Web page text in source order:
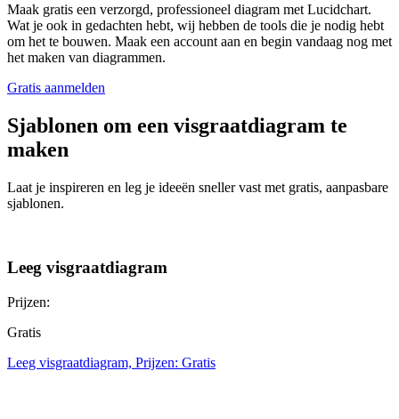
Maak gratis een verzorgd, professioneel diagram met Lucidchart.
Wat je ook in gedachten hebt, wij hebben de tools die je nodig hebt
om het te bouwen. Maak een account aan en begin vandaag nog met
het maken van diagrammen.
Gratis aanmelden
Sjablonen om een visgraatdiagram te
maken
Laat je inspireren en leg je ideeën sneller vast met gratis, aanpasbare
sjablonen.
Leeg visgraatdiagram
Prijzen:
Gratis
Leeg visgraatdiagram, Prijzen: Gratis